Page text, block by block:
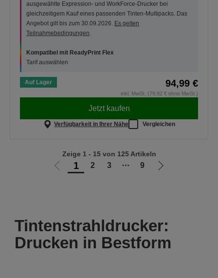
ausgewählte Expression- und WorkForce-Drucker bei
gleichzeitigem Kauf eines passenden Tinten-Multipacks. Das
Angebot gilt bis zum 30.09.2026. Es gelten
Teilnahmebedingungen.
Kompatibel mit ReadyPrint Flex
Tarif auswählen
Auf Lager 94,99 €
inkl. MwSt. (79,82 € ohne MwSt.)
Jetzt kaufen
Verfügbarkeit in Ihrer Nähe Vergleichen
Zur
1 2 3 ⋯ 9
Zur
Zeige 1 - 15 von 125 Artikeln
Tintenstrahldrucker:
Drucken in Bestform